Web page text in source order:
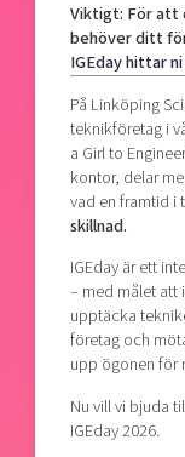
Viktigt: För att
behöver ditt
IGEday hittar
På Linköping
teknikföretag i
a Girl to
kontor, delar
vad en framtid i
skillnad.
IGEday är ett
– med målet att
upptäcka
företag och
upp ögonen för
Nu vill vi bjuda
IGEday 2026.